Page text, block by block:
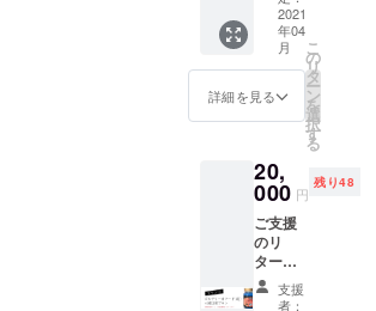
が多少
前後す
る可能
性があ
ります
了承く
ださ
い。
(改)×6
個＋ア
メニ
ティ用1
個をお
届けし
ます。
は理美
容サロ
ン、小
売店様
向け卸
売プラ
ンで
す。お
2021
年04
月
詳細を見る
こ
の
リ
タ
ー
ン
を
選
択
す
る
20,
000 円
残り48
ご支援
のリ
ターン
品とし
て、ピ
支援
者：